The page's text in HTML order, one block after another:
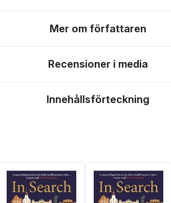
Mer om författaren
Recensioner i media
Innehållsförteckning